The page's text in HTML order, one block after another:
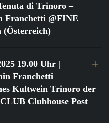
di Trinoro –
Franchetti @FINE
(Österreich)
19.00 Uhr |
Franchetti
Kultwein Trinoro der
Clubhouse Post